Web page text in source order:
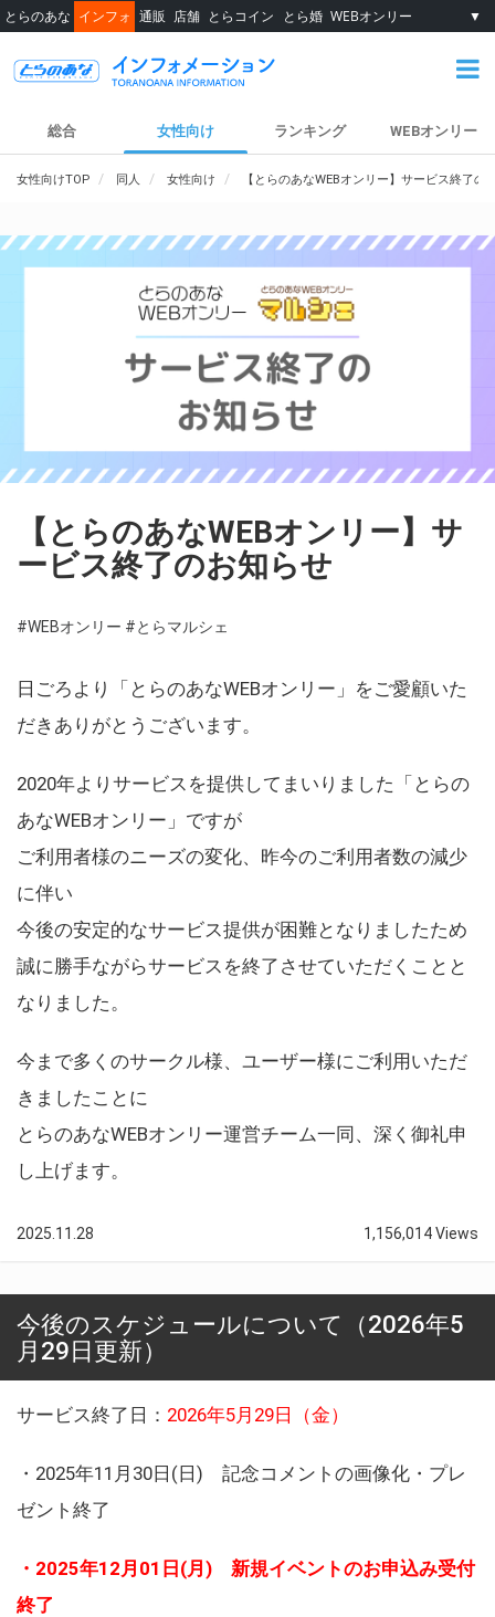
とらのあな インフォ 通販 店舗 とらコイン とら婚 WEBオンリー ▼
総合 女性向け ランキング WEBオンリー
女性向けTOP 同人 女性向け 【とらのあなWEBオンリー】サービス終了の
【とらのあなWEBオンリー】サ
ービス終了のお知らせ
#WEBオンリー #とらマルシェ
日ごろより「とらのあなWEBオンリー」をご愛顧いた
だきありがとうございます。
2020年よりサービスを提供してまいりました「とらの
あなWEBオンリー」ですが
ご利用者様のニーズの変化、昨今のご利用者数の減少
に伴い
今後の安定的なサービス提供が困難となりましたため
誠に勝手ながらサービスを終了させていただくことと
なりました。
今まで多くのサークル様、ユーザー様にご利用いただ
きましたことに
とらのあなWEBオンリー運営チーム一同、深く御礼申
し上げます。
2025.11.28 1,156,014 Views
今後のスケジュールについて（2026年5
月29日更新）
サービス終了日： 2026年5月29日（金）
・2025年11月30日(日) 記念コメントの画像化・プレ
ゼント終了
・2025年12月01日(月) 新規イベントのお申込み受付
終了